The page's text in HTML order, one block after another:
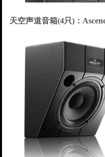
天空声道音箱(4只)：